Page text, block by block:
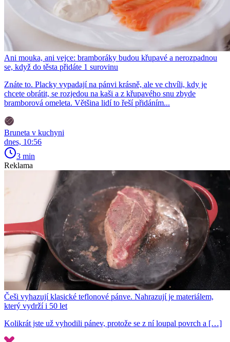
Ani mouka, ani vejce: bramboráky budou křupavé a nerozpadnou
se, když do těsta přidáte 1 surovinu
Znáte to. Placky vypadají na pánvi krásně, ale ve chvíli, kdy je
chcete obrátit, se rozjedou na kaši a z křupavého snu zbyde
bramborová omeleta. Většina lidí to řeší přidáním...
Bruneta v kuchyni
dnes, 10:56
3 min
Reklama
Češi vyhazují klasické teflonové pánve. Nahrazují je materiálem,
který vydrží i 50 let
Kolikrát jste už vyhodili pánev, protože se z ní loupal povrch a […]